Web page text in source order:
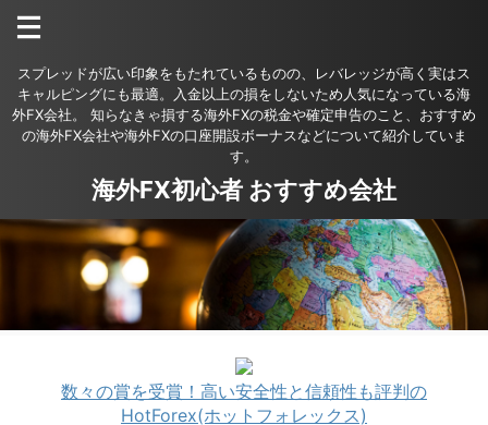
スプレッドが広い印象をもたれているものの、レバレッジが高く実はス
キャルピングにも最適。入金以上の損をしないため人気になっている海
外FX会社。 知らなきゃ損する海外FXの税金や確定申告のこと、おすすめ
の海外FX会社や海外FXの口座開設ボーナスなどについて紹介していま
す。
海外FX初心者 おすすめ会社
数々の賞を受賞！高い安全性と信頼性も評判の
HotForex(ホットフォレックス)